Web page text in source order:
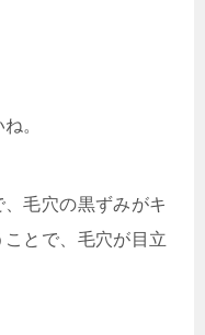
。
毛穴の黒ずみがキ
とで、毛穴が目立